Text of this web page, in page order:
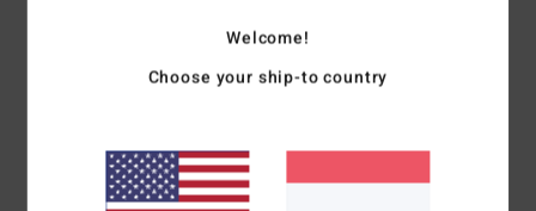
/5 Prijs-kwaliteitverhouding : 5/5 Maat: Perfecte maat
/5 Kleur: 5/5
Ik raad dit product aan
Welcome!
Choose your ship-to country